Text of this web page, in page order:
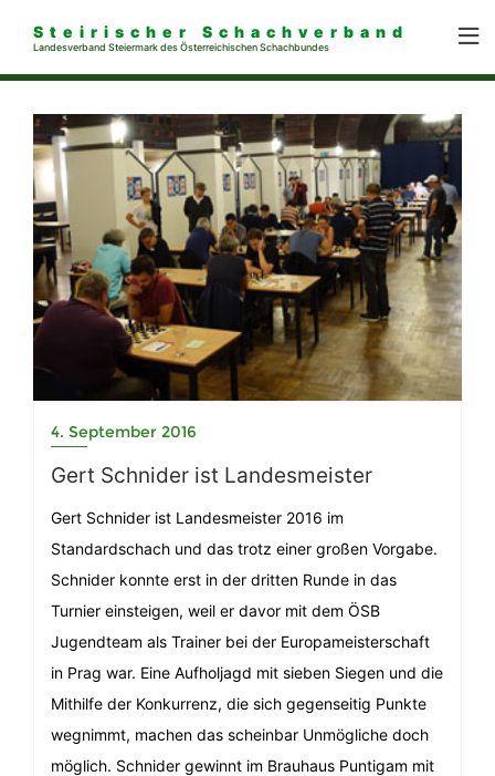
Steirischer Schachverband
Landesverband Steiermark des Österreichischen Schachbundes
4. September 2016
Gert Schnider ist Landesmeister
Gert Schnider ist Landesmeister 2016 im
Standardschach und das trotz einer großen Vorgabe.
Schnider konnte erst in der dritten Runde in das
Turnier einsteigen, weil er davor mit dem ÖSB
Jugendteam als Trainer bei der Europameisterschaft
in Prag war. Eine Aufholjagd mit sieben Siegen und die
Mithilfe der Konkurrenz, die sich gegenseitig Punkte
wegnimmt, machen das scheinbar Unmögliche doch
möglich. Schnider gewinnt im Brauhaus Puntigam mit